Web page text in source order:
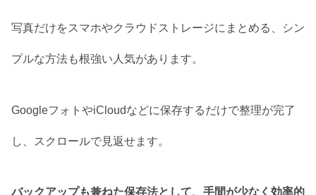
写真だけをスマホやクラウドストレージにまとめる、シン
プルな方法も根強い人気があります。
GoogleフォトやiCloudなどに保存するだけで整理が完了
し、スクロールで見返せます。
バックアップも兼ねた保存法として、手間が少なく効率的